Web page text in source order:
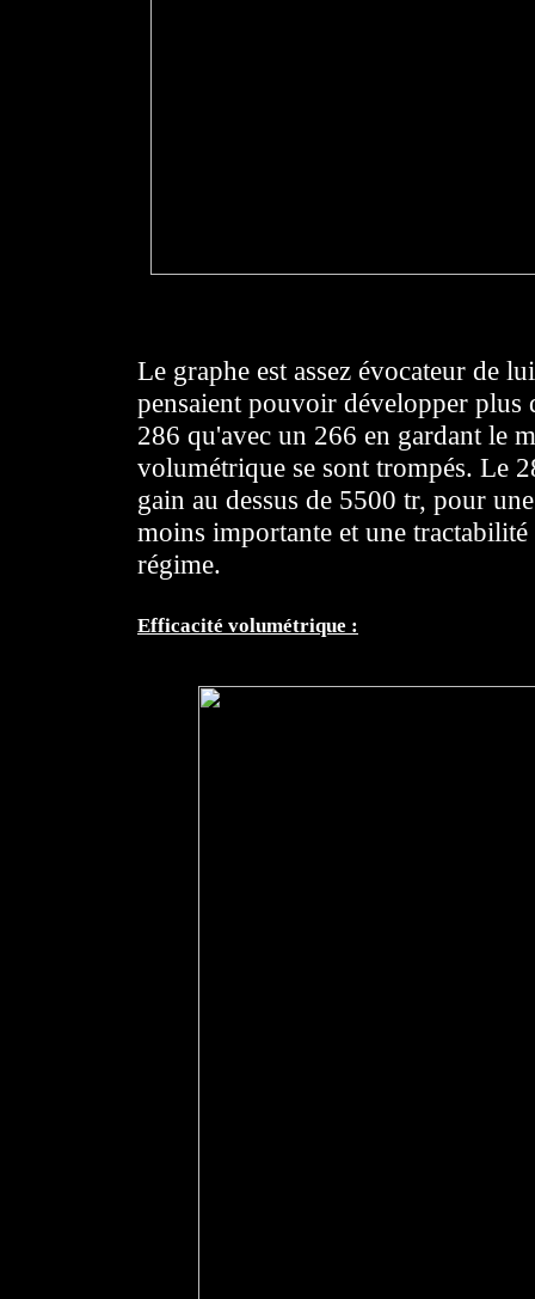
Le graphe est assez évocateur de
pensaient pouvoir développer plus
286 qu'avec un 266 en gardant le
volumétrique se sont trompés. Le
gain au dessus de 5500 tr, pour
moins importante et une
régime.
Efficacité volumétrique :